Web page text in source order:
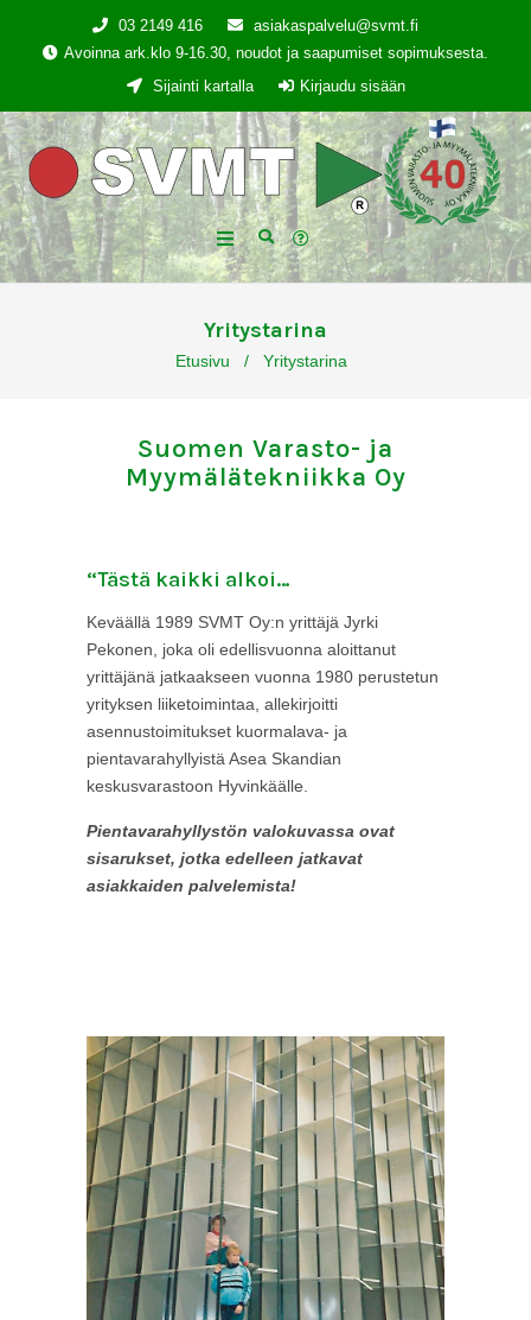
03 2149 416
asiakaspalvelu@svmt.fi
Avoinna ark.klo 9-16.30, noudot ja saapumiset sopimuksesta.
Sijainti kartalla
Kirjaudu sisään
Yritystarina
Etusivu / Yritystarina
Suomen Varasto- ja
Myymälätekniikka Oy
“Tästä kaikki alkoi…
Keväällä 1989 SVMT Oy:n yrittäjä Jyrki
Pekonen, joka oli edellisvuonna aloittanut
yrittäjänä jatkaakseen vuonna 1980 perustetun
yrityksen liiketoimintaa, allekirjoitti
asennustoimitukset kuormalava- ja
pientavarahyllyistä Asea Skandian
keskusvarastoon Hyvinkäälle.
Pientavarahyllystön valokuvassa ovat
sisarukset, jotka edelleen jatkavat
asiakkaiden palvelemista!